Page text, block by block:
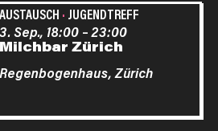
AUSTAUSCH · JUGENDTREFF
Milchbar Zürich
3. Sep., 18:00–23:00
Regenbogenhaus, Zürich